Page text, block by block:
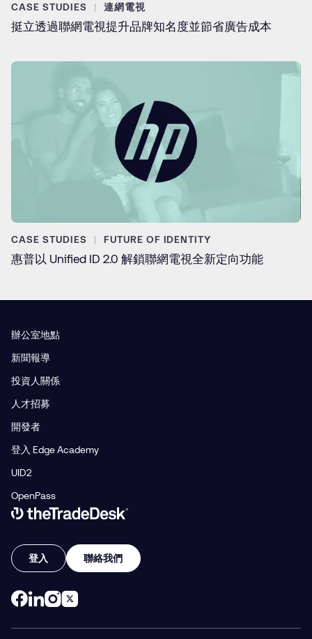
CASE STUDIES 連網電視
挺立透過聯網電視提升品牌知名度並節省廣告成本
CASE STUDIES FUTURE OF IDENTITY
惠普以 Unified ID 2.0 解鎖聯網電視全新定向功能
辦公室地點
新聞報導
投資人關係
人才招募
開發者
登入 Edge Academy
UID2
OpenPass
Link to The Trade Desk Home Page
登入 聯絡我們